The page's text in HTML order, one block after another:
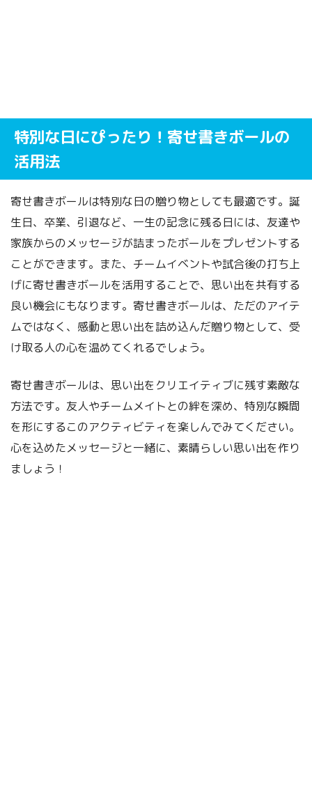
特別な日にぴったり！寄せ書きボールの
活用法
寄せ書きボールは特別な日の贈り物としても最適です。誕
生日、卒業、引退など、一生の記念に残る日には、友達や
家族からのメッセージが詰まったボールをプレゼントする
ことができます。また、チームイベントや試合後の打ち上
げに寄せ書きボールを活用することで、思い出を共有する
良い機会にもなります。寄せ書きボールは、ただのアイテ
ムではなく、感動と思い出を詰め込んだ贈り物として、受
け取る人の心を温めてくれるでしょう。
寄せ書きボールは、思い出をクリエイティブに残す素敵な
方法です。友人やチームメイトとの絆を深め、特別な瞬間
を形にするこのアクティビティを楽しんでみてください。
心を込めたメッセージと一緒に、素晴らしい思い出を作り
ましょう！